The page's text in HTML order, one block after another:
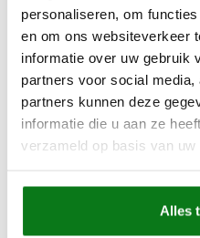
personaliseren, om
en om ons websiteverkeer
informatie over uw gebruik
partners voor social
partners kunnen deze
informatie die u aan ze
verzameld op basis van uw
Alles
een goede plaats om te
aan verschillende
en stijlen, ook op maat, en
allerbeste kwaliteit. Meer
uw terras en gazon te
DEEL